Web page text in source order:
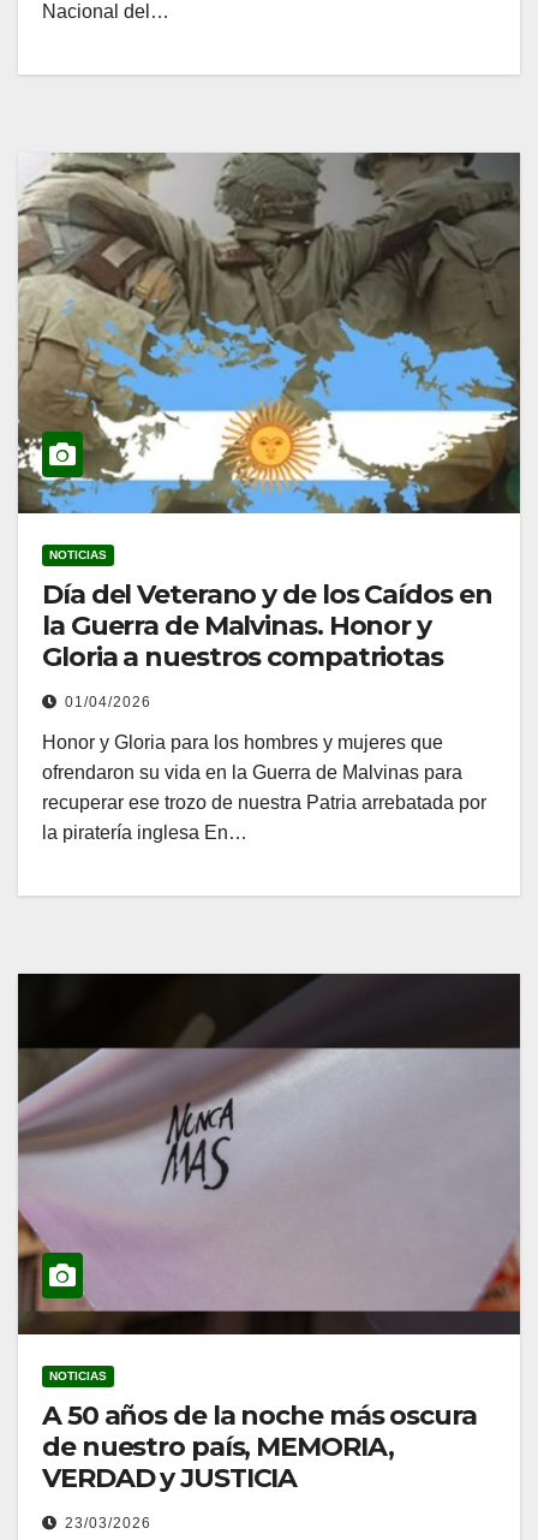
Nacional del…
NOTICIAS
Día del Veterano y de los Caídos en
la Guerra de Malvinas. Honor y
Gloria a nuestros compatriotas
01/04/2026
Honor y Gloria para los hombres y mujeres que
ofrendaron su vida en la Guerra de Malvinas para
recuperar ese trozo de nuestra Patria arrebatada por
la piratería inglesa En…
NOTICIAS
A 50 años de la noche más oscura
de nuestro país, MEMORIA,
VERDAD y JUSTICIA
23/03/2026